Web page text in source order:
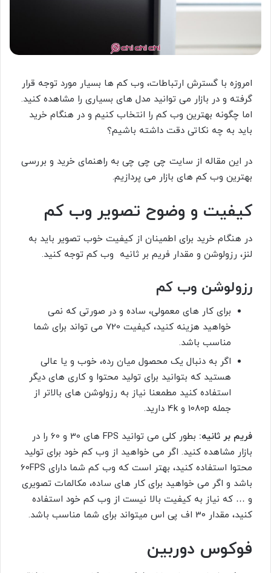
امروزه با گسترش ارتباطات، وب کم ها بسیار مورد توجه قرار
گرفته و در بازار می توانید مدل های بسیاری را مشاهده کنید.
اما چگونه بهترین وب کم را انتخاب کنیم و در هنگام خرید
باید به چه نکاتی دقت داشته باشیم؟
در این مقاله از سایت چی چی چی به راهنمای خرید و بررسی
بهترین وب کم های بازار می پردازیم.
کیفیت و وضوح تصویر وب کم
در هنگام خرید برای اطمینان از کیفیت خوب تصویر باید به
لنز، رزولوشن و مقدار فریم بر ثانیه وب کم توجه کنید.
رزولوشن وب کم
برای کار های معمولی، ساده و در صورتی که نمی
خواهید هزینه کنید، کیفیت 720 می تواند برای شما
مناسب باشد.
اگر به دنبال یک محصول میان رده، خوب و یا عالی
هستید که بتوانید برای تولید محتوا و کاری های دیگر
استفاده کنید مطمعنا نیاز به رزولوشن های بالاتر از
جمله 1080p و 4k دارید.
فریم بر ثانیه:
بطور کلی می توانید FPS های 30 و 60 را در
بازار مشاهده کنید. اگر می خواهید از وب کم خود برای تولید
محتوا استفاده کنید، بهتر است که وب کم شما دارای 60FPS
باشد و اگر می خواهید برای کار های ساده، مکالمات تصویری
و … که نیاز به کیفیت بالا نیست از وب کم خود استفاده
کنید، مقدار 30 اف پی اس میتواند برای شما مناسب باشد.
فوکوس دوربین